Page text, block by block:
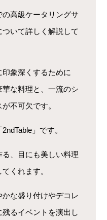
高級ケータリングサ
いて詳しく解説して
象深くするために
な料理と、一流のシ
不可欠です。
」です。
、目にも美しい料理
くれます。
な盛り付けやデコレ
るイベントを演出し